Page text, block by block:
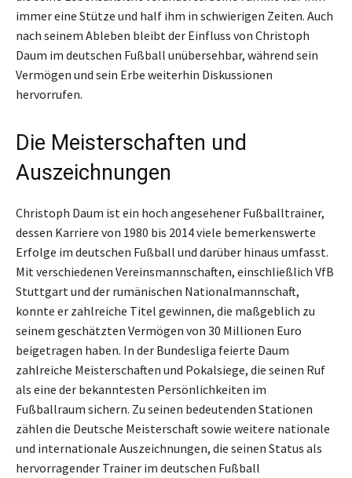
immer eine Stütze und half ihm in schwierigen Zeiten. Auch
nach seinem Ableben bleibt der Einfluss von Christoph
Daum im deutschen Fußball unübersehbar, während sein
Vermögen und sein Erbe weiterhin Diskussionen
hervorrufen.
Die Meisterschaften und
Auszeichnungen
Christoph Daum ist ein hoch angesehener Fußballtrainer,
dessen Karriere von 1980 bis 2014 viele bemerkenswerte
Erfolge im deutschen Fußball und darüber hinaus umfasst.
Mit verschiedenen Vereinsmannschaften, einschließlich VfB
Stuttgart und der rumänischen Nationalmannschaft,
konnte er zahlreiche Titel gewinnen, die maßgeblich zu
seinem geschätzten Vermögen von 30 Millionen Euro
beigetragen haben. In der Bundesliga feierte Daum
zahlreiche Meisterschaften und Pokalsiege, die seinen Ruf
als eine der bekanntesten Persönlichkeiten im
Fußballraum sichern. Zu seinen bedeutenden Stationen
zählen die Deutsche Meisterschaft sowie weitere nationale
und internationale Auszeichnungen, die seinen Status als
hervorragender Trainer im deutschen Fußball